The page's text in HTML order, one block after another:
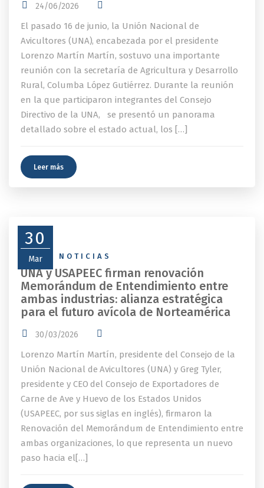
24/06/2026
El pasado 16 de junio, la Unión Nacional de
Avicultores (UNA), encabezada por el presidente
Lorenzo Martín Martín, sostuvo una importante
reunión con la secretaría de Agricultura y Desarrollo
Rural, Columba López Gutiérrez. Durante la reunión
en la que participaron integrantes del Consejo
Directivo de la UNA, se presentó un panorama
detallado sobre el estado actual, los […]
Leer más
30
Mar
NEWS NOTICIAS
UNA y USAPEEC firman renovación
Memorándum de Entendimiento entre
ambas industrias: alianza estratégica
para el futuro avícola de Norteamérica
30/03/2026
Lorenzo Martín Martín, presidente del Consejo de la
Unión Nacional de Avicultores (UNA) y Greg Tyler,
presidente y CEO del Consejo de Exportadores de
Carne de Ave y Huevo de los Estados Unidos
(USAPEEC, por sus siglas en inglés), firmaron la
Renovación del Memorándum de Entendimiento entre
ambas organizaciones, lo que representa un nuevo
paso hacia el[…]